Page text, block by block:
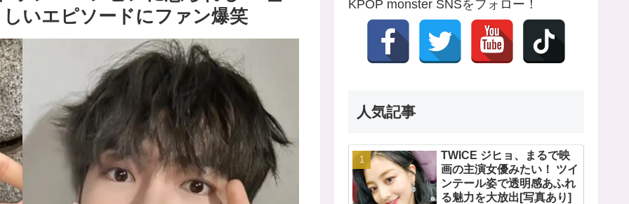
いエピソードにファン爆笑
KPOP monster SNSをフォロー！
人気記事
TWICE ジヒョ、まるで映
画の主演女優みたい！ ツイ
ンテール姿で透明感あふれ
る魅力を大放出[写真あり]